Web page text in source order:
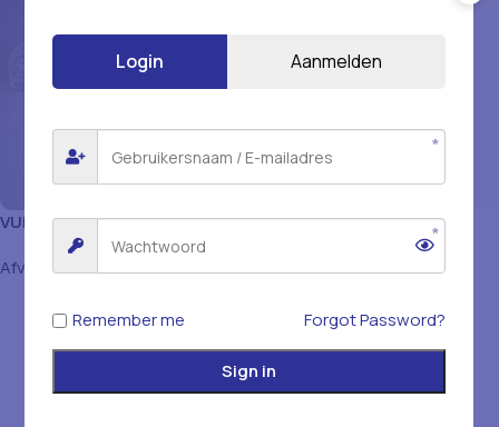
VUILNISZAK 110
TRANSPARENT
Afval & Verpakking
VUILNISZAK 120
TRANSPARENT 200ST
Afval & Verpakking
Login Aanmelden
Remember me Forgot Password?
Sign in